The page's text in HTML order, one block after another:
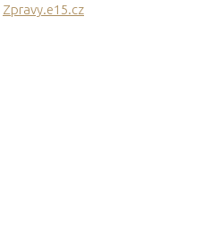
Zpravy.e15.cz